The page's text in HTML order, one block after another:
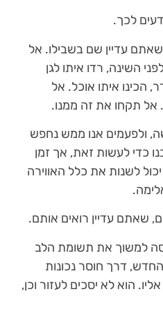
לכך.
עדיין שם בשבילו. אל
השינה, רדו איתו לגן
הכינו איתו אוכל. אל
אל תקחו את זה ממנו.
ולפעמים אנו ממש נחפש
כדי לעשות זאת, אך זמן
לשנות את כלל האווירה
שאתם עדיין רואים אותם.
למשוך את תשומת הלב
דרך חוסר נכונות
הוא לא יסכים לעזור וכן,